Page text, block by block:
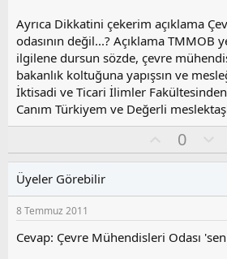
y
l
a
Ayrıca Dikkatini çekerim açıklama
odasının değil...? Açıklama TMMOB
ilgilene dursun sözde, çevre
bakanlık koltuğuna yapışsın ve
İktisadi ve Ticari İlimler
Canım Türkiyem ve Değerli
y
0
l
s
u
z
Üyeler Görebilir
8 Temmuz 2011
Cevap: Çevre Mühendisleri Odası